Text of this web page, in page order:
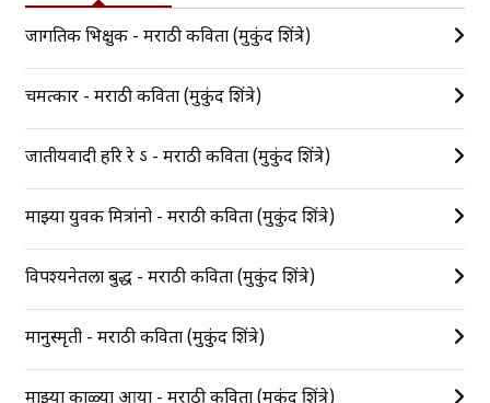
जागतिक भिक्षुक - मराठी कविता (मुकुंद शिंत्रे)
चमत्कार - मराठी कविता (मुकुंद शिंत्रे)
जातीयवादी हरि रे ऽ - मराठी कविता (मुकुंद शिंत्रे)
माझ्या युवक मित्रांनो - मराठी कविता (मुकुंद शिंत्रे)
विपश्यनेतला बुद्ध - मराठी कविता (मुकुंद शिंत्रे)
मानुस्मृती - मराठी कविता (मुकुंद शिंत्रे)